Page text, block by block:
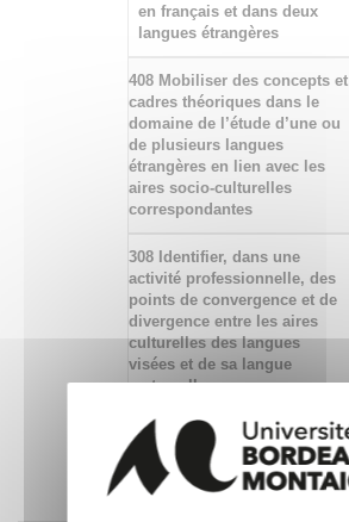
en français et dans deux
langues étrangères
408 Mobiliser des concepts et
cadres théoriques dans le
domaine de l’étude d’une ou
de plusieurs langues
étrangères en lien avec les
aires socio-culturelles
correspondantes
308 Identifier, dans une
activité professionnelle, des
points de convergence et de
divergence entre les aires
culturelles des langues
visées et de sa langue
maternelle
281 Identifier et analyser la
production orale du locuteur
natif, du point de vue
phonologique et phonétique